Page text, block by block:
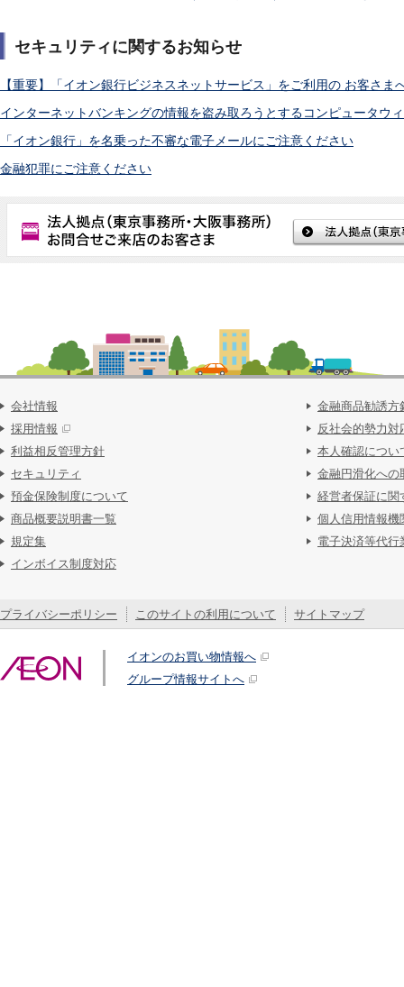
セキュリティに関するお知らせ
【重要】「イオン銀行ビジネスネットサービス」をご利用の お客さ
インターネットバンキングの情報を盗み取ろうとするコンピュータウ
「イオン銀行」を名乗った不審な電子メールにご注意ください
金融犯罪にご注意ください
会社情報
金融商品勧誘方
採用情報
反社会的勢力対
利益相反管理方針
本人確認につい
セキュリティ
金融円滑化への
預金保険制度について
経営者保証に関
商品概要説明書一覧
個人信用情報機
規定集
電子決済等代行
インボイス制度対応
プライバシーポリシー このサイトの利用について サイトマップ
イオンのお買い物情報へ
グループ情報サイトへ